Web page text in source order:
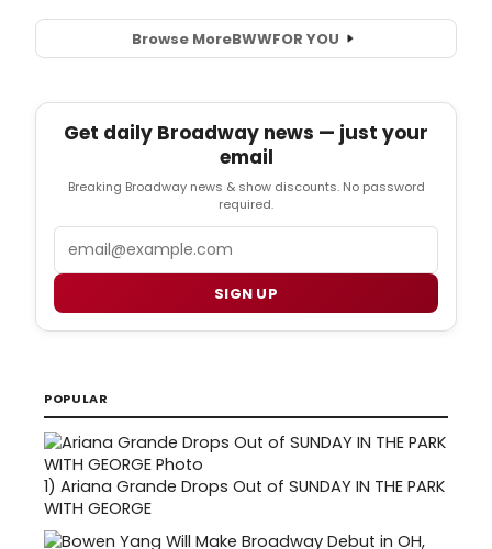
Browse MoreBWWFOR YOU
Get daily Broadway news — just your
email
Breaking Broadway news & show discounts. No password
required.
SIGN UP
POPULAR
1) Ariana Grande Drops Out of SUNDAY IN THE PARK
WITH GEORGE